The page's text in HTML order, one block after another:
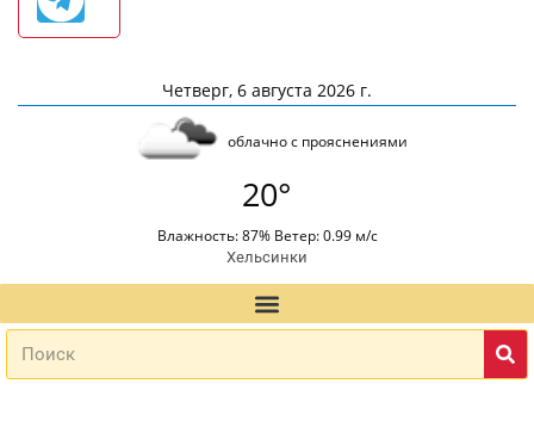
Четверг, 6 августа 2026 г.
облачно с прояснениями
20°
Влажность: 87% Ветер: 0.99 м/с
Хельсинки